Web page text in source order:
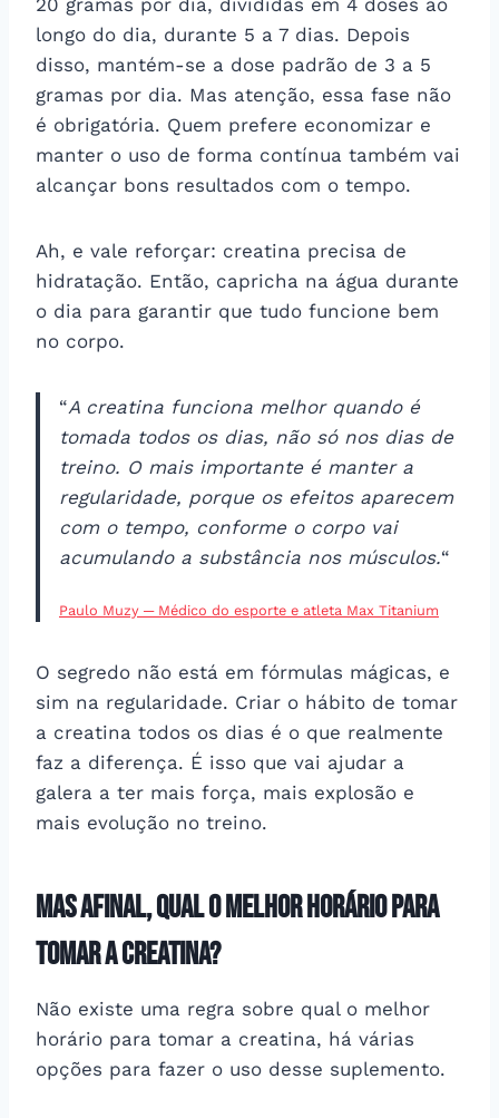
longo do dia, durante 5 a 7 dias. Depois
disso, mantém-se a dose padrão de 3 a 5
gramas por dia. Mas atenção, essa fase não
é obrigatória. Quem prefere economizar e
manter o uso de forma contínua também vai
alcançar bons resultados com o tempo.
Ah, e vale reforçar: creatina precisa de
hidratação. Então, capricha na água durante
o dia para garantir que tudo funcione bem
no corpo.
“A creatina funciona melhor quando é
tomada todos os dias, não só nos dias de
treino. O mais importante é manter a
regularidade, porque os efeitos aparecem
com o tempo, conforme o corpo vai
acumulando a substância nos músculos.“
Paulo Muzy ─ Médico do esporte e atleta Max Titanium
O segredo não está em fórmulas mágicas, e
sim na regularidade. Criar o hábito de tomar
a creatina todos os dias é o que realmente
faz a diferença. É isso que vai ajudar a
galera a ter mais força, mais explosão e
mais evolução no treino.
Mas afinal, qual o melhor horário para
tomar a creatina?
Não existe uma regra sobre qual o melhor
horário para tomar a creatina, há várias
opções para fazer o uso desse suplemento.